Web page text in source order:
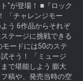
"が登場！ ■『ロック
「チャレンジモー
う 6作品からそれぞ
テージに挑戦できる
モードには50のステ
そう！ 「ミュージ
で堪能しよう 膨大
稿や、発売当時の空